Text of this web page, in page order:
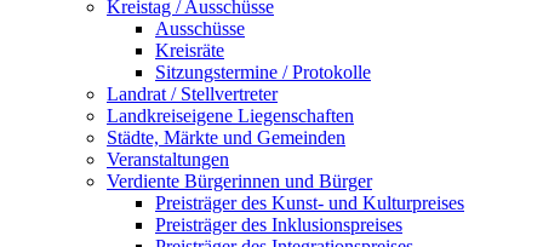
Kreistag / Ausschüsse
Ausschüsse
Kreisräte
Sitzungstermine / Protokolle
Landrat / Stellvertreter
Landkreiseigene Liegenschaften
Städte, Märkte und Gemeinden
Veranstaltungen
Verdiente Bürgerinnen und Bürger
Preisträger des Kunst- und Kulturpreises
Preisträger des Inklusionspreises